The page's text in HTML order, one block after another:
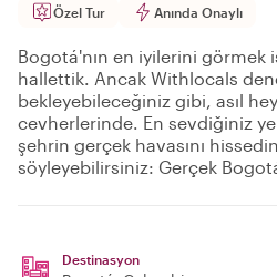
Özel Tur Anında Onaylı
Bogotá'nın en iyilerini görmek
hallettik. Ancak Withlocals
bekleyebileceğiniz gibi, asıl
cevherlerinde. En sevdiğiniz
şehrin gerçek havasını
söyleyebilirsiniz: Gerçek
Destinasyon